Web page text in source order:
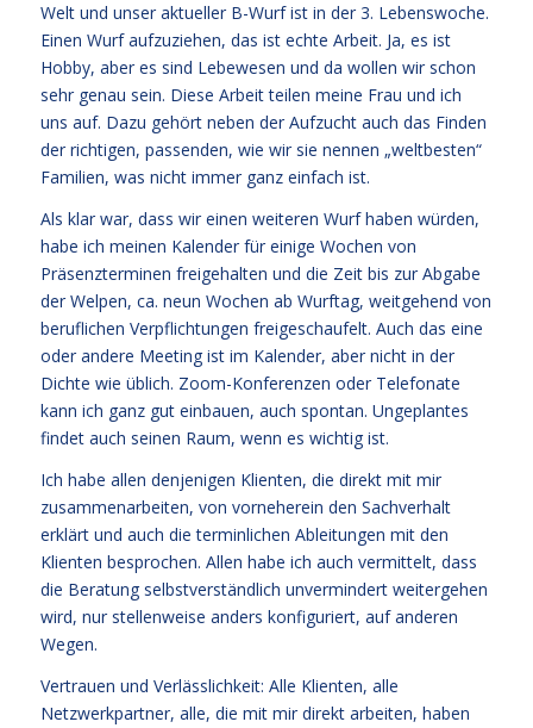
Welt und unser aktueller B-Wurf ist in der 3. Lebenswoche.
Einen Wurf aufzuziehen, das ist echte Arbeit. Ja, es ist
Hobby, aber es sind Lebewesen und da wollen wir schon
sehr genau sein. Diese Arbeit teilen meine Frau und ich
uns auf. Dazu gehört neben der Aufzucht auch das Finden
der richtigen, passenden, wie wir sie nennen „weltbesten“
Familien, was nicht immer ganz einfach ist.
Als klar war, dass wir einen weiteren Wurf haben würden,
habe ich meinen Kalender für einige Wochen von
Präsenzterminen freigehalten und die Zeit bis zur Abgabe
der Welpen, ca. neun Wochen ab Wurftag, weitgehend von
beruflichen Verpflichtungen freigeschaufelt. Auch das eine
oder andere Meeting ist im Kalender, aber nicht in der
Dichte wie üblich. Zoom-Konferenzen oder Telefonate
kann ich ganz gut einbauen, auch spontan. Ungeplantes
findet auch seinen Raum, wenn es wichtig ist.
Ich habe allen denjenigen Klienten, die direkt mit mir
zusammenarbeiten, von vorneherein den Sachverhalt
erklärt und auch die terminlichen Ableitungen mit den
Klienten besprochen. Allen habe ich auch vermittelt, dass
die Beratung selbstverständlich unvermindert weitergehen
wird, nur stellenweise anders konfiguriert, auf anderen
Wegen.
Vertrauen und Verlässlichkeit: Alle Klienten, alle
Netzwerkpartner, alle, die mit mir direkt arbeiten, haben